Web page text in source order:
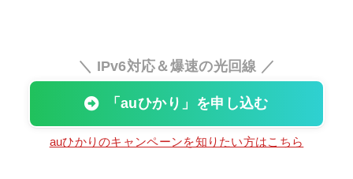
＼ IPv6対応＆爆速の光回線 ／
「auひかり」を申し込む
auひかりのキャンペーンを知りたい方はこちら